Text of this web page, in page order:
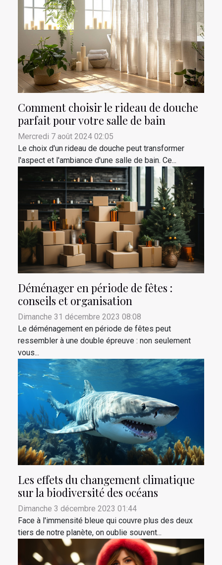
Comment choisir le rideau de douche
parfait pour votre salle de bain
Mercredi 7 août 2024 02:05
Le choix d'un rideau de douche peut transformer
l'aspect et l'ambiance d'une salle de bain. Ce...
Déménager en période de fêtes :
conseils et organisation
Dimanche 31 décembre 2023 08:08
Le déménagement en période de fêtes peut
ressembler à une double épreuve : non seulement
vous...
Les effets du changement climatique
sur la biodiversité des océans
Dimanche 3 décembre 2023 01:44
Face à l'immensité bleue qui couvre plus des deux
tiers de notre planète, on oublie souvent...